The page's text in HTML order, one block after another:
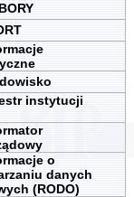
instytucji
o
danych
(RODO)